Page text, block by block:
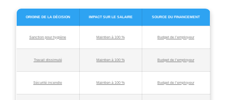
ORIGINE DE LA DÉCISION IMPACT SUR LE SALAIRE SOURCE DU FINANCEMENT
Sanction pour hygiène Maintien à 100 % Budget de l’employeur
Travail dissimulé Maintien à 100 % Budget de l’employeur
Sécurité incendie Maintien à 100 % Budget de l’employeur